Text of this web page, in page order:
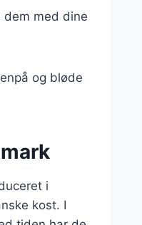
med dine
og bløde
i
kost. I